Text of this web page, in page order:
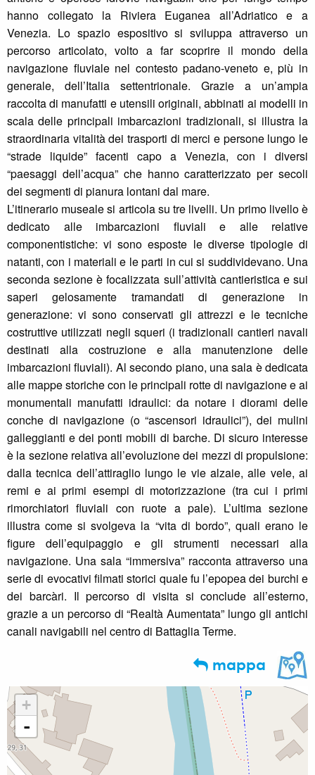
hanno collegato la Riviera Euganea all’Adriatico e a
Venezia. Lo spazio espositivo si sviluppa attraverso un
percorso articolato, volto a far scoprire il mondo della
navigazione fluviale nel contesto padano-veneto e, più in
generale, dell’Italia settentrionale. Grazie a un’ampia
raccolta di manufatti e utensili originali, abbinati ai modelli in
scala delle principali imbarcazioni tradizionali, si illustra la
straordinaria vitalità dei trasporti di merci e persone lungo le
“strade liquide” facenti capo a Venezia, con i diversi
“paesaggi dell’acqua” che hanno caratterizzato per secoli
dei segmenti di pianura lontani dal mare.
L’itinerario museale si articola su tre livelli. Un primo livello è
dedicato alle imbarcazioni fluviali e alle relative
componentistiche: vi sono esposte le diverse tipologie di
natanti, con i materiali e le parti in cui si suddividevano. Una
seconda sezione è focalizzata sull’attività cantieristica e sui
saperi gelosamente tramandati di generazione in
generazione: vi sono conservati gli attrezzi e le tecniche
costruttive utilizzati negli squeri (i tradizionali cantieri navali
destinati alla costruzione e alla manutenzione delle
imbarcazioni fluviali). Al secondo piano, una sala è dedicata
alle mappe storiche con le principali rotte di navigazione e ai
monumentali manufatti idraulici: da notare i diorami delle
conche di navigazione (o “ascensori idraulici”), dei mulini
galleggianti e dei ponti mobili di barche. Di sicuro interesse
è la sezione relativa all’evoluzione dei mezzi di propulsione:
dalla tecnica dell’attiraglio lungo le vie alzaie, alle vele, ai
remi e ai primi esempi di motorizzazione (tra cui i primi
rimorchiatori fluviali con ruote a pale). L’ultima sezione
illustra come si svolgeva la “vita di bordo”, quali erano le
figure dell’equipaggio e gli strumenti necessari alla
navigazione. Una sala “immersiva” racconta attraverso una
serie di evocativi filmati storici quale fu l’epopea dei burchi e
dei barcàri. Il percorso di visita si conclude all’esterno,
grazie a un percorso di “Realtà Aumentata” lungo gli antichi
canali navigabili nel centro di Battaglia Terme.
mappa
+
-